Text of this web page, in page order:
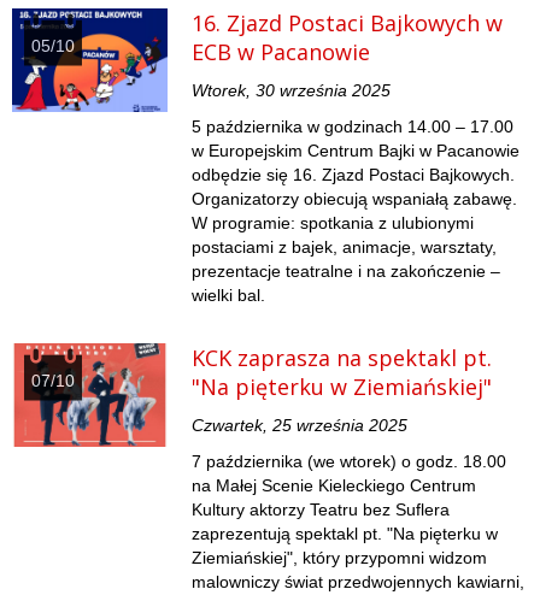
05/10
16. Zjazd Postaci Bajkowych w
ECB w Pacanowie
Wtorek, 30 września 2025
5 października w godzinach 14.00 – 17.00
w Europejskim Centrum Bajki w Pacanowie
odbędzie się 16. Zjazd Postaci Bajkowych.
Organizatorzy obiecują wspaniałą zabawę.
W programie: spotkania z ulubionymi
postaciami z bajek, animacje, warsztaty,
prezentacje teatralne i na zakończenie –
wielki bal.
07/10
KCK zaprasza na spektakl pt.
"Na pięterku w Ziemiańskiej"
Czwartek, 25 września 2025
7 października (we wtorek) o godz. 18.00
na Małej Scenie Kieleckiego Centrum
Kultury aktorzy Teatru bez Suflera
zaprezentują spektakl pt. "Na pięterku w
Ziemiańskiej", który przypomni widzom
malowniczy świat przedwojennych kawiarni,